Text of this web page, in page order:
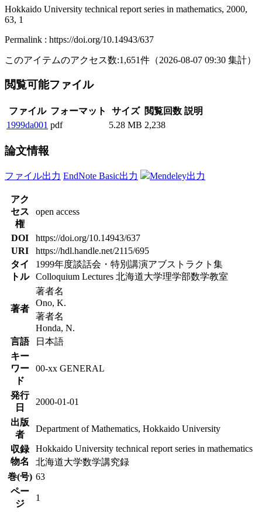
Hokkaido University technical report series in mathematics, 2000,
63, 1
Permalink : https://doi.org/10.14943/637
このアイテムのアクセス数:1,651件 （2026-08-07 09:30 集計）
閲覧可能ファイル
ファイル フォーマット サイズ 閲覧回数 説明
1999da001 pdf 5.28 MB 2,238
論文情報
ファイル出力 EndNote Basic出力 Mendeley出力
アク
セス
権
open access
DOI
https://doi.org/10.14943/637
URI
https://hdl.handle.net/2115/695
タイ
トル
1999年度談話会・特別講演アブストラクト集
Colloquium Lectures 北海道大学理学部数学教室
著者
著者名
Ono, K.
著者名
Honda, N.
言語
日本語
キー
ワー
ド
00-xx GENERAL
発行
日
2000-01-01
出版
者
Department of Mathematics, Hokkaido University
収録
物名
Hokkaido University technical report series in mathematics
北海道大学数学講究録
巻(号) 63
ペー
ジ
1